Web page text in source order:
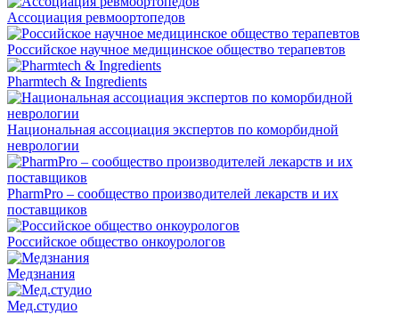
Ассоциация ревмоортопедов
Российское научное медицинское общество терапевтов
Pharmtech & Ingredients
Национальная ассоциация экспертов по коморбидной
неврологии
PharmPro – сообщество производителей лекарств и их
поставщиков
Российское общество онкоурологов
Медзнания
Мед.студио